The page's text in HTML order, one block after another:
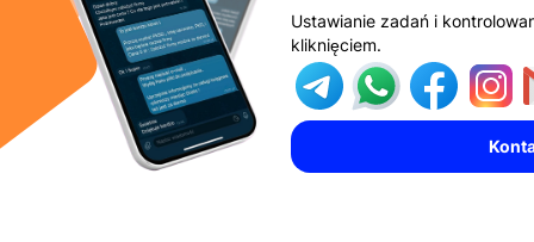
Ustawianie zadań i
kliknięciem.